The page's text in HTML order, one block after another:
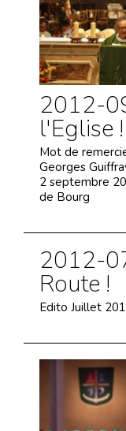
2012-
l'Eglise !
Mot de
Georges
2 septembre
de Bourg
2012-
Route !
Edito Juillet